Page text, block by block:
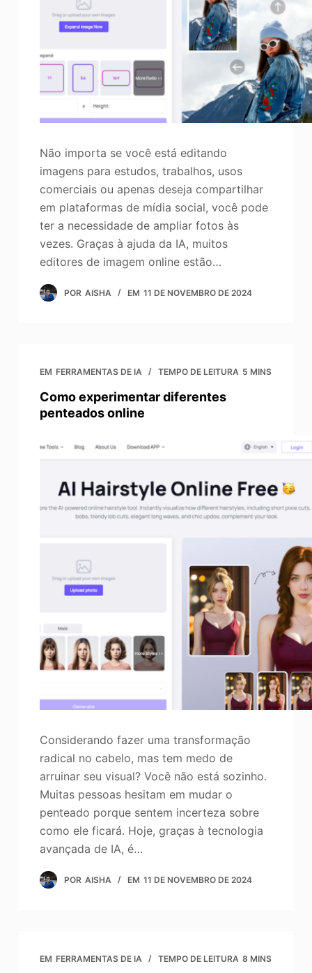
Aprimorador de fotos
Não importa se você está editando
imagens para estudos, trabalhos, usos
comerciais ou apenas deseja compartilhar
em plataformas de mídia social, você pode
ter a necessidade de ampliar fotos às
vezes. Graças à ajuda da IA, muitos
editores de imagem online estão…
POR AISHA EM 11 DE NOVEMBRO DE 2024
EM FERRAMENTAS DE IA TEMPO DE LEITURA 5 MINS
Como experimentar diferentes
penteados online
Considerando fazer uma transformação
radical no cabelo, mas tem medo de
arruinar seu visual? Você não está sozinho.
Muitas pessoas hesitam em mudar o
penteado porque sentem incerteza sobre
como ele ficará. Hoje, graças à tecnologia
avançada de IA, é…
POR AISHA EM 11 DE NOVEMBRO DE 2024
EM FERRAMENTAS DE IA TEMPO DE LEITURA 8 MINS